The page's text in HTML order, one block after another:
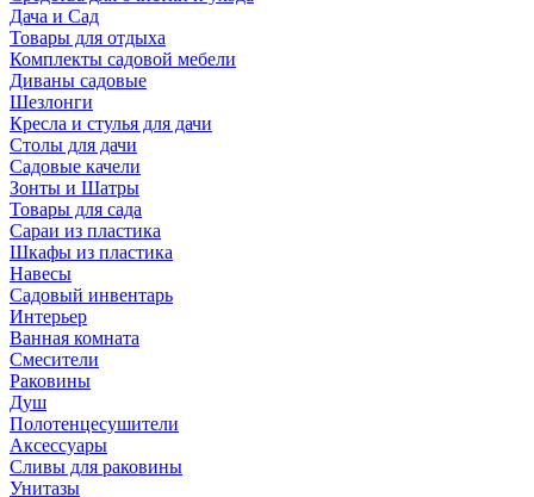
Дача и Сад
Товары для отдыха
Комплекты садовой мебели
Диваны садовые
Шезлонги
Кресла и стулья для дачи
Столы для дачи
Садовые качели
Зонты и Шатры
Товары для сада
Сараи из пластика
Шкафы из пластика
Навесы
Садовый инвентарь
Интерьер
Ванная комната
Смесители
Раковины
Душ
Полотенцесушители
Аксессуары
Сливы для раковины
Унитазы